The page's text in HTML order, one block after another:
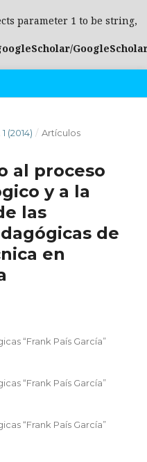
parameter 1 to be string,
(2014) / Artículos
al proceso
y a la
las
de
en
“Frank País García”
“Frank País García”
“Frank País García”